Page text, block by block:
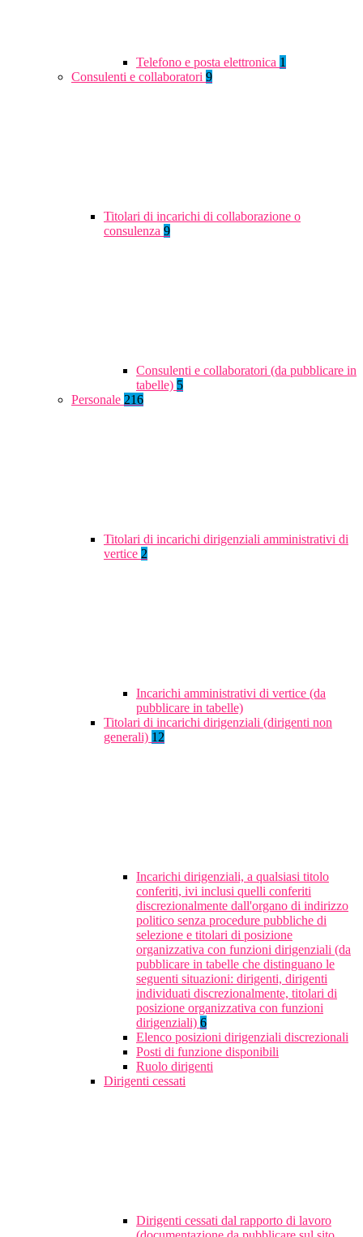
Telefono e posta elettronica 1
Consulenti e collaboratori 9
Titolari di incarichi di collaborazione o
consulenza 9
Consulenti e collaboratori (da pubblicare in
tabelle) 5
Personale 216
Titolari di incarichi dirigenziali amministrativi di
vertice 2
Incarichi amministrativi di vertice (da
pubblicare in tabelle)
Titolari di incarichi dirigenziali (dirigenti non
generali) 12
Incarichi dirigenziali, a qualsiasi titolo
conferiti, ivi inclusi quelli conferiti
discrezionalmente dall'organo di indirizzo
politico senza procedure pubbliche di
selezione e titolari di posizione
organizzativa con funzioni dirigenziali (da
pubblicare in tabelle che distinguano le
seguenti situazioni: dirigenti, dirigenti
individuati discrezionalmente, titolari di
posizione organizzativa con funzioni
dirigenziali) 6
Elenco posizioni dirigenziali discrezionali
Posti di funzione disponibili
Ruolo dirigenti
Dirigenti cessati
Dirigenti cessati dal rapporto di lavoro